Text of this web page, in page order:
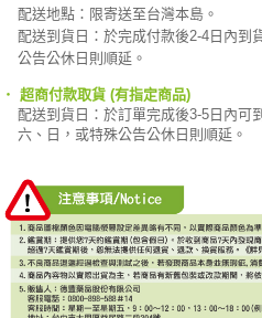
配送地點：限寄送至台灣本島。
配送到貨日：於完成付款後2-4日內到
公告公休日則順延。
‧ 超商付款取貨 (有指定商品)
配送到貨日：於訂單完成後3-5日內可
六、日，或特殊公告公休日則順延。